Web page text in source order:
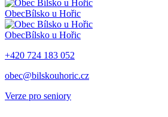
ObecBílsko u Hořic
ObecBílsko u Hořic
+420 724 183 052
obec@bilskouhoric.cz
Verze pro seniory